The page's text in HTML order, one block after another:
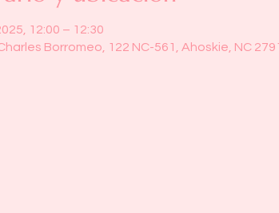
12:00 – 12:30
Borromeo, 122 NC-561, Ahoskie, NC